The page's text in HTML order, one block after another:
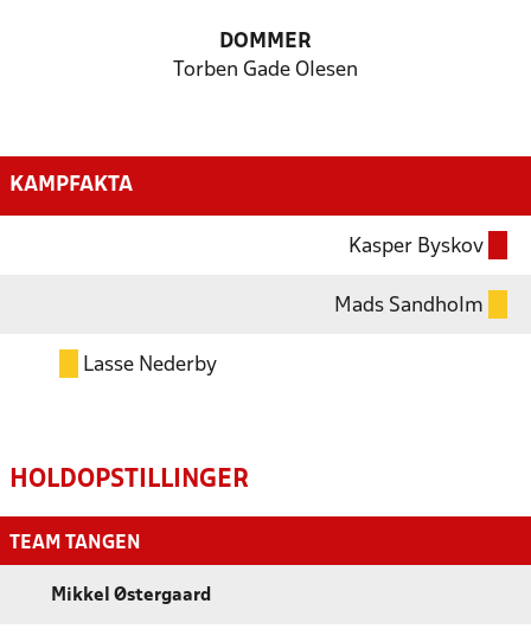
DOMMER
Torben Gade Olesen
KAMPFAKTA
Kasper Byskov
Mads Sandholm
Lasse Nederby
HOLDOPSTILLINGER
TEAM TANGEN
Mikkel Østergaard